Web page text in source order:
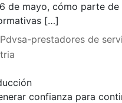
de mayo, cómo parte de
[…]
prestadores de
confianza para